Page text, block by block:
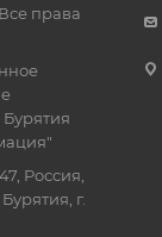
права
Россия,
г.